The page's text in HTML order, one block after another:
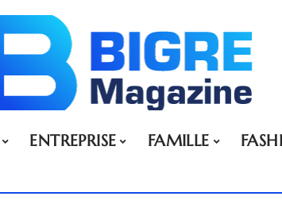
ENTREPRISE FAMILLE